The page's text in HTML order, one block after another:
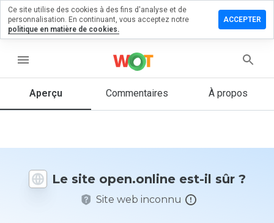
menu
Aperçu Commentaires À propos
Le site open.online est-il sûr ?
Site web inconnu
un
1 et 5
vous à ce
site ?
Ce site utilise des cookies à des fins d'analyse et de
personnalisation. En continuant, vous acceptez notre
politique en matière de cookies.
ACCEPTER